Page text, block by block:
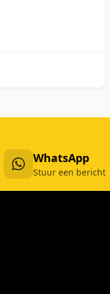
WhatsApp
Stuur een bericht